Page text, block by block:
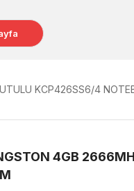
KCP426SS6/4
4GB